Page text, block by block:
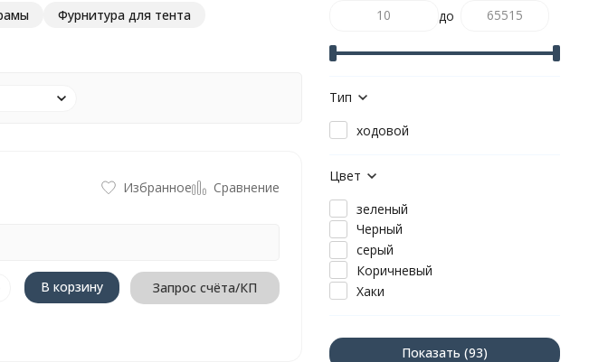
Фурнитура для тента
Избранное Сравнение
В корзину Запрос счёта/КП
до
Тип
ходовой
Цвет
зеленый
Черный
серый
Коричневый
Хаки
Показать